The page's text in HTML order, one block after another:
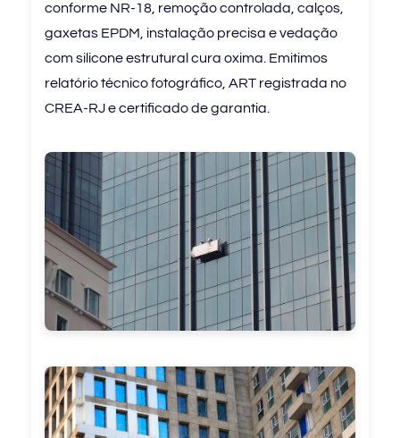
conforme NR-18, remoção controlada, calços,
gaxetas EPDM, instalação precisa e vedação
com silicone estrutural cura oxima. Emitimos
relatório técnico fotográfico, ART registrada no
CREA-RJ e certificado de garantia.